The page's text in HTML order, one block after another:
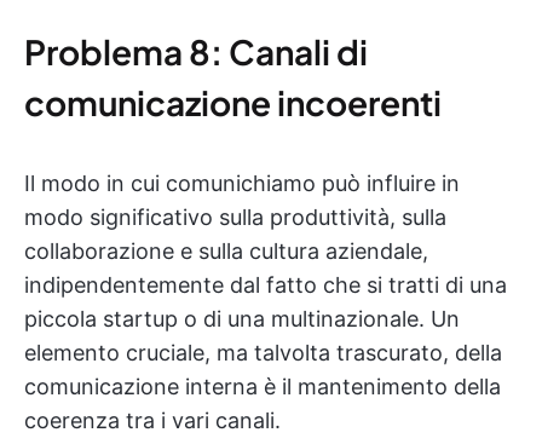
Problema 8: Canali di
comunicazione incoerenti
Il modo in cui comunichiamo può influire in
modo significativo sulla produttività, sulla
collaborazione e sulla cultura aziendale,
indipendentemente dal fatto che si tratti di una
piccola startup o di una multinazionale. Un
elemento cruciale, ma talvolta trascurato, della
comunicazione interna è il mantenimento della
coerenza tra i vari canali.